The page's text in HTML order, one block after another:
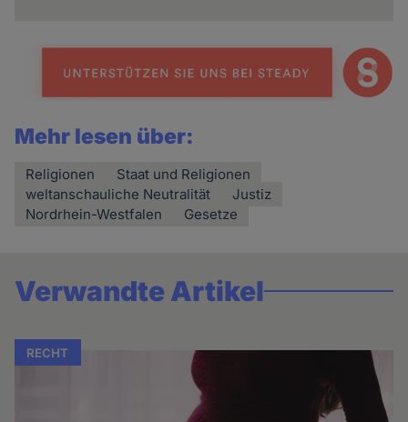
Mehr lesen über:
Religionen
Staat und Religionen
weltanschauliche Neutralität
Justiz
Nordrhein-Westfalen
Gesetze
Verwandte Artikel
RECHT